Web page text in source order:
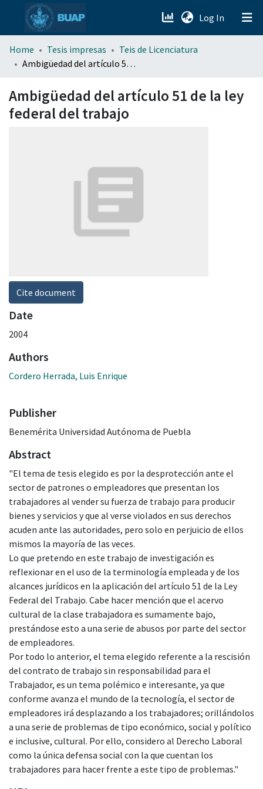
Log In (current)
menu.section.about_menu
Home Tesis impresas
Teis de Licenciatura
Ambigüedad del artículo 51 de la ley federal del trabajo
Ambigüedad del artículo 51 de la ley
federal del trabajo
Cite document
Date
2004
Authors
Cordero Herrada, Luis Enrique
Publisher
Benemérita Universidad Autónoma de Puebla
Abstract
"El tema de tesis elegido es por la desprotección ante el
sector de patrones o empleadores que presentan los
trabajadores al vender su fuerza de trabajo para producir
bienes y servicios y que al verse violados en sus derechos
acuden ante las autoridades, pero solo en perjuicio de ellos
mismos la mayoría de las veces.
Lo que pretendo en este trabajo de investigación es
reflexionar en el uso de la terminología empleada y de los
alcances jurídicos en la aplicación del artículo 51 de la Ley
Federal del Trabajo. Cabe hacer mención que el acervo
cultural de la clase trabajadora es sumamente bajo,
prestándose esto a una serie de abusos por parte del sector
de empleadores.
Por todo lo anterior, el tema elegido referente a la rescisión
del contrato de trabajo sin responsabilidad para el
Trabajador, es un tema polémico e interesante, ya que
conforme avanza el mundo de la tecnología, el sector de
empleadores irá desplazando a los trabajadores; orillándolos
a una serie de problemas de tipo económico, social y político
e inclusive, cultural. Por ello, considero al Derecho Laboral
como la única defensa social con la que cuentan los
trabajadores para hacer frente a este tipo de problemas."